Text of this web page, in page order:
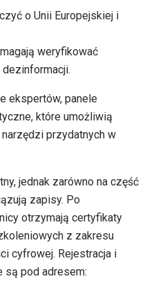
o Unii Europejskiej i
weryfikować
ekspertów, panele
które umożliwią
przydatnych w
jednak zarówno na część
zapisy. Po
otrzymają certyfikaty
z zakresu
cyfrowej. Rejestracja i
są pod adresem: